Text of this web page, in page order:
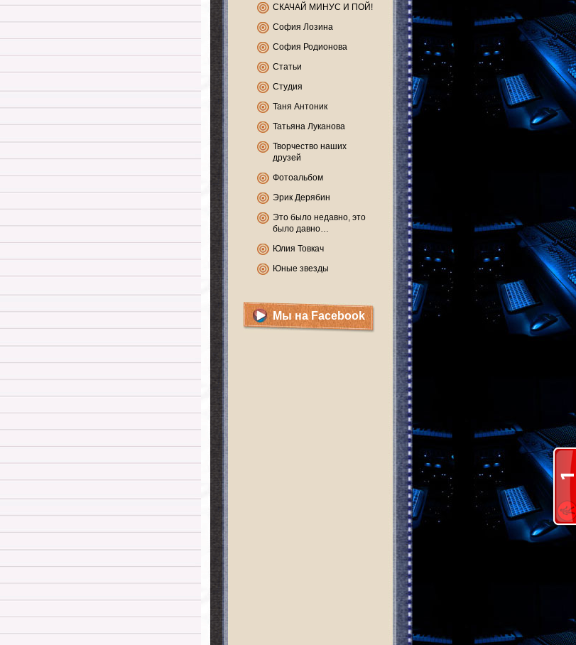
СКАЧАЙ МИНУС И ПОЙ!
София Лозина
София Родионова
Статьи
Студия
Таня Антоник
Татьяна Луканова
Творчество наших
друзей
Фотоальбом
Эрик Дерябин
Это было недавно, это
было давно…
Юлия Товкач
Юные звезды
Мы на Facebook